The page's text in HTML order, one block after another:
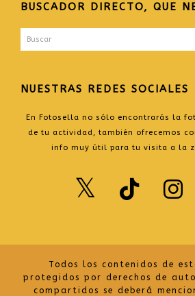
BUSCADOR DIRECTO, QUE
Buscar
NUESTRAS REDES SOCIALES
En Fotosella no sólo encontrarás la
de tu actividad, también ofrecemos
info muy útil para tu visita a la
Todos los contenidos de
protegidos por derechos de
compartidos se deberá